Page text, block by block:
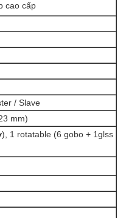
cao cấp
/ Slave
mm)
1 rotatable (6 gobo + 1glss